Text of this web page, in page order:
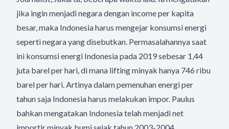
jika ingin menjadi negara dengan income per kapita
besar, maka Indonesia harus mengejar konsumsi energi
seperti negara yang disebutkan. Permasalahannya saat
ini konsumsi energi Indonesia pada 2019 sebesar 1,44
juta barel per hari, di mana lifting minyak hanya 746 ribu
barel per hari. Artinya dalam pemenuhan energi per
tahun saja Indonesia harus melakukan impor. Paulus
bahkan mengatakan Indonesia telah menjadi net